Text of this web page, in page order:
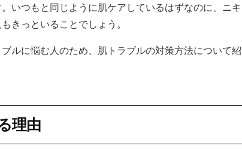
いつもと同じように肌ケアしているはずなのに、ニキ
きっといることでしょう。
ルに悩む人のため、肌トラブルの対策方法について紹
理由